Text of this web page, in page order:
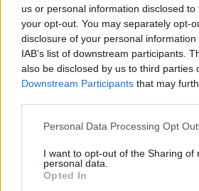
us or personal information disclosed
your opt-out. You may separately opt-
disclosure of your personal
IAB’s list of downstream participants.
also be disclosed by us to third parties
Downstream Participants that may
Please note that this website/app uses
not limited to your visit or usage
grant or deny consent to Google and
use your data for below specified
Personal Data Processing Opt
I want to opt-out of the Sharing of
personal data.
Opted In
Η Toyota φέρνει νέα γενιά
μπαταριών για τα υβριδικά
της
Σε
Νέο Audi A2 e-tron με στόχο την
αποδοτικότητας